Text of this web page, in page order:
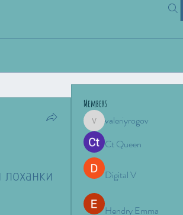
Members
valeriyrogov
valeriyrogov
Ct Queen
Digital V
Hendry Emma